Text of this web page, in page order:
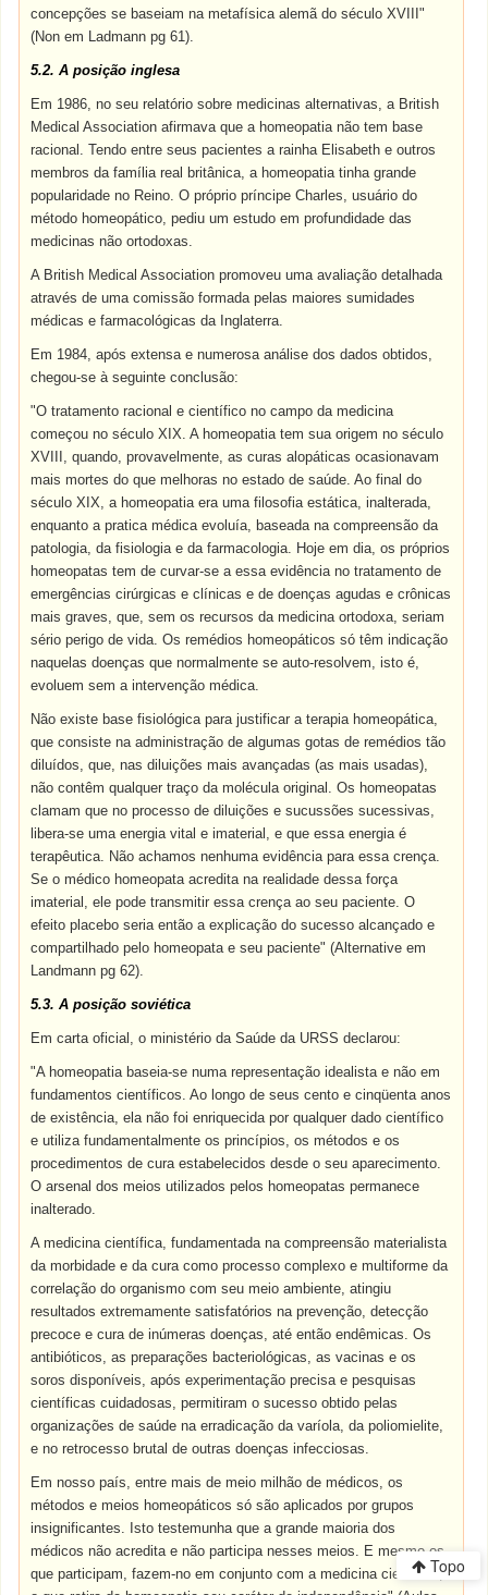
concepções se baseiam na metafísica alemã do século XVIII"
(Non em Ladmann pg 61).
5.2. A posição inglesa
Em 1986, no seu relatório sobre medicinas alternativas, a British
Medical Association afirmava que a homeopatia não tem base
racional. Tendo entre seus pacientes a rainha Elisabeth e outros
membros da família real britânica, a homeopatia tinha grande
popularidade no Reino. O próprio príncipe Charles, usuário do
método homeopático, pediu um estudo em profundidade das
medicinas não ortodoxas.
A British Medical Association promoveu uma avaliação detalhada
através de uma comissão formada pelas maiores sumidades
médicas e farmacológicas da Inglaterra.
Em 1984, após extensa e numerosa análise dos dados obtidos,
chegou-se à seguinte conclusão:
"O tratamento racional e científico no campo da medicina
começou no século XIX. A homeopatia tem sua origem no século
XVIII, quando, provavelmente, as curas alopáticas ocasionavam
mais mortes do que melhoras no estado de saúde. Ao final do
século XIX, a homeopatia era uma filosofia estática, inalterada,
enquanto a pratica médica evoluía, baseada na compreensão da
patologia, da fisiologia e da farmacologia. Hoje em dia, os próprios
homeopatas tem de curvar-se a essa evidência no tratamento de
emergências cirúrgicas e clínicas e de doenças agudas e crônicas
mais graves, que, sem os recursos da medicina ortodoxa, seriam
sério perigo de vida. Os remédios homeopáticos só têm indicação
naquelas doenças que normalmente se auto-resolvem, isto é,
evoluem sem a intervenção médica.
Não existe base fisiológica para justificar a terapia homeopática,
que consiste na administração de algumas gotas de remédios tão
diluídos, que, nas diluições mais avançadas (as mais usadas),
não contêm qualquer traço da molécula original. Os homeopatas
clamam que no processo de diluições e sucussões sucessivas,
libera-se uma energia vital e imaterial, e que essa energia é
terapêutica. Não achamos nenhuma evidência para essa crença.
Se o médico homeopata acredita na realidade dessa força
imaterial, ele pode transmitir essa crença ao seu paciente. O
efeito placebo seria então a explicação do sucesso alcançado e
compartilhado pelo homeopata e seu paciente" (Alternative em
Landmann pg 62).
5.3. A posição soviética
Em carta oficial, o ministério da Saúde da URSS declarou:
"A homeopatia baseia-se numa representação idealista e não em
fundamentos científicos. Ao longo de seus cento e cinqüenta anos
de existência, ela não foi enriquecida por qualquer dado científico
e utiliza fundamentalmente os princípios, os métodos e os
procedimentos de cura estabelecidos desde o seu aparecimento.
O arsenal dos meios utilizados pelos homeopatas permanece
inalterado.
A medicina científica, fundamentada na compreensão materialista
da morbidade e da cura como processo complexo e multiforme da
correlação do organismo com seu meio ambiente, atingiu
resultados extremamente satisfatórios na prevenção, detecção
precoce e cura de inúmeras doenças, até então endêmicas. Os
antibióticos, as preparações bacteriológicas, as vacinas e os
soros disponíveis, após experimentação precisa e pesquisas
científicas cuidadosas, permitiram o sucesso obtido pelas
organizações de saúde na erradicação da varíola, da poliomielite,
e no retrocesso brutal de outras doenças infecciosas.
Em nosso país, entre mais de meio milhão de médicos, os
métodos e meios homeopáticos só são aplicados por grupos
insignificantes. Isto testemunha que a grande maioria dos
médicos não acredita e não participa nesses meios. E mesmo os
que participam, fazem-no em conjunto com a medicina científica,Topo